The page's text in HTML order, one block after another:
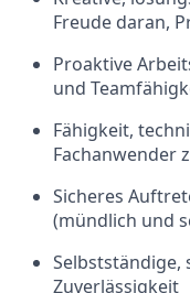
Freude daran,
Proaktive
und
Fähigkeit,
Fachanwender
Sicheres
(mündlich und
Zuverlässigkeit